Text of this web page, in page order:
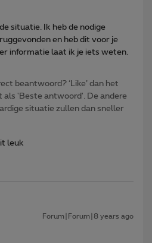
situatie. Ik heb de nodige
en heb dit voor je
informatie laat ik je iets weten.
beantwoord? ‘Like’ dan het
'Beste antwoord'. De andere
situatie zullen dan sneller
leuk
Forum|Forum|8 years ago